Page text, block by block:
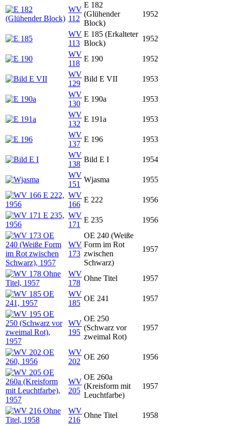
WV
112
E 182
(Glühender
Block)
1952
WV
113
E 185 (Erkalteter
Block)
1952
WV
118
E 190
1952
WV
129
Bild E VII
1953
WV
130
E 190a
1953
WV
132
E 191a
1953
WV
137
E 196
1953
WV
138
Bild E I
1954
WV
151
Wjasma
1955
WV
166
E 222
1956
WV
171
E 235 1956
WV
173
OE 240 (Weiße
Form im Rot
zwischen
Schwarz)
1957
WV
178
Ohne Titel
1957
WV
185
OE 241 1957
WV
195
OE 250
(Schwarz vor
zweimal Rot)
1957
WV
202
OE 260 1956
WV
205
OE 260a
(Kreisform mit
Leuchtfarbe)
1957
WV
216
Ohne Titel 1958